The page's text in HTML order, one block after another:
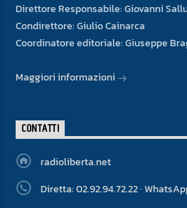
Direttore Responsabile: Giovanni
Condirettore: Giulio Cainarca
Coordinatore editoriale: Giuseppe
Maggiori informazioni
CONTATTI
radioliberta.net
Diretta: 02.92.94.72.22 ·